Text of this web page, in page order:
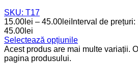
SKU: T17
15.00 lei – 45.00 lei Interval de
45.00lei
Selectează opțiunile
Acest produs are mai multe variații.
pagina produsului.